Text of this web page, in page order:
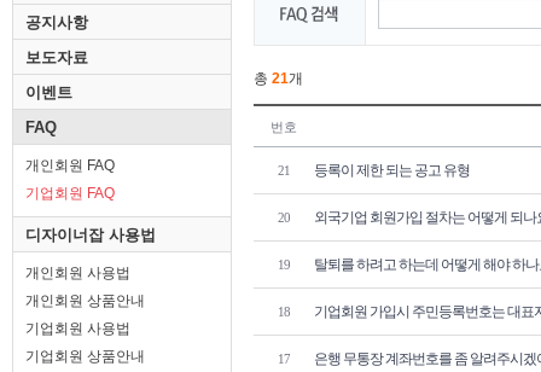
공지사항
보도자료
이벤트
FAQ
개인회원 FAQ
기업회원 FAQ
디자이너잡 사용법
개인회원 사용법
개인회원 상품안내
기업회원 사용법
기업회원 상품안내
총 21개
번호
21 등록이 제한 되는 공고 유형
20 외국기업 회원가입 절차는 어떻게 되나
19 탈퇴를 하려고 하는데 어떻게 해야 하나
18 기업회원 가입시 주민등록번호는 대표
17 은행 무통장 계좌번호를 좀 알려주시겠